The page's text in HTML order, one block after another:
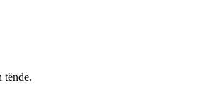
tënde.